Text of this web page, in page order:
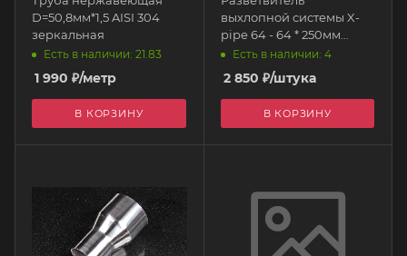
D=50,8мм*1,5 AISI 304
зеркальная
Есть в наличии: 21.83
1 990 ₽/метр
В КОРЗИНУ
выхлопной системы X-
pipe 64 - 64 * 250мм
нержавеющая сталь
EPEXY2212X EPMAN
Есть в наличии: 4
2 850 ₽/штука
В КОРЗИНУ